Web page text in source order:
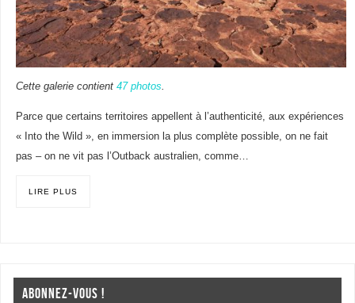
Cette galerie contient 47 photos
Parce que certains territoires appellent à l’authenticité, aux expériences
« Into the Wild », en immersion la plus complète possible, on ne fait
pas – on ne vit pas l’Outback australien, comme…
LIRE PLUS
ABONNEZ-VOUS !